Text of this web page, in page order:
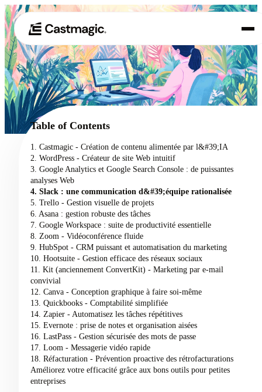
01 Produit
02 Cas d'utilisation
Tarification
À propos de nous
Table of Contents
1. Castmagic - Création de contenu alimentée par l&#39;IA
2. WordPress - Créateur de site Web intuitif
3. Google Analytics et Google Search Console : de puissantes
analyses Web
4. Slack : une communication d&#39;équipe rationalisée
5. Trello - Gestion visuelle de projets
6. Asana : gestion robuste des tâches
7. Google Workspace : suite de productivité essentielle
8. Zoom - Vidéoconférence fluide
9. HubSpot - CRM puissant et automatisation du marketing
10. Hootsuite - Gestion efficace des réseaux sociaux
11. Kit (anciennement ConvertKit) - Marketing par e-mail
convivial
12. Canva - Conception graphique à faire soi-même
13. Quickbooks - Comptabilité simplifiée
14. Zapier - Automatisez les tâches répétitives
15. Evernote : prise de notes et organisation aisées
16. LastPass - Gestion sécurisée des mots de passe
17. Loom - Messagerie vidéo rapide
18. Réfacturation - Prévention proactive des rétrofacturations
Améliorez votre efficacité grâce aux bons outils pour petites
entreprises